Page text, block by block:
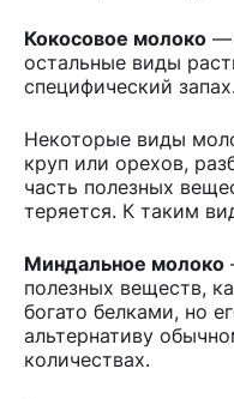
Кокосовое молоко —
остальные виды
специфический запах.
Некоторые виды
круп или орехов,
часть полезных
теряется. К таким
Миндальное молоко
полезных веществ,
богато белками, но
альтернативу
количествах.